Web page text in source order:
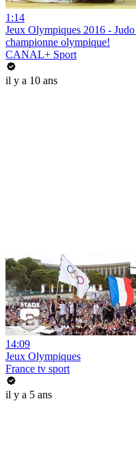
1:14
Jeux Olympiques 2016 -
championne olympique!
CANAL+ Sport
il y a 10 ans
14:09
Jeux Olympiques
France tv sport
il y a 5 ans